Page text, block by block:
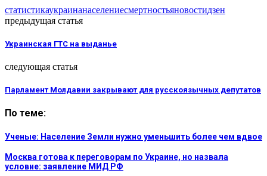
статистикаукраинанаселениесмертностьяновостидзен
предыдущая статья
Украинская ГТС на выданье
следующая статья
Парламент Молдавии закрывают для русскоязычных депутатов
По теме:
Ученые: Население Земли нужно уменьшить более чем вдвое
Москва готова к переговорам по Украине, но назвала
условие: заявление МИД РФ